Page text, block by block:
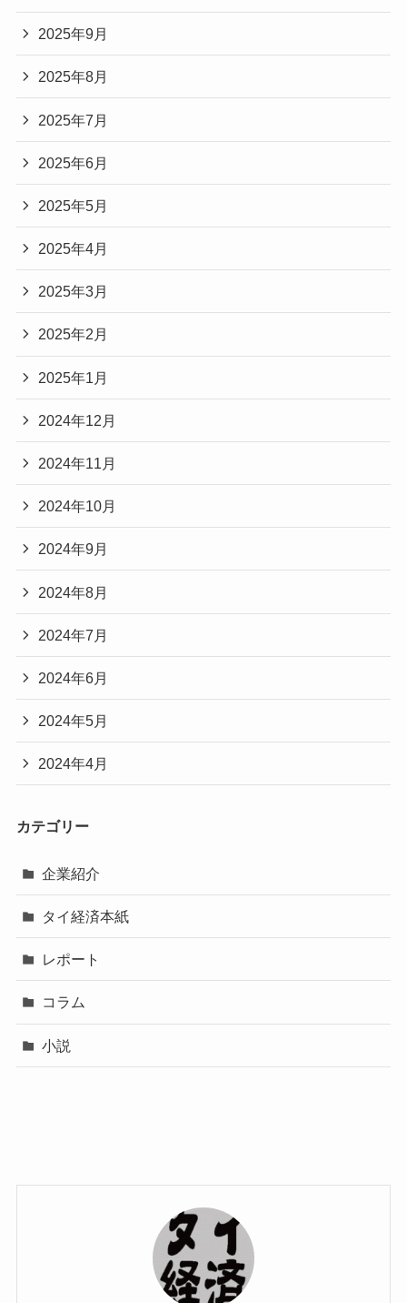
2025年9月
2025年8月
2025年7月
2025年6月
2025年5月
2025年4月
2025年3月
2025年2月
2025年1月
2024年12月
2024年11月
2024年10月
2024年9月
2024年8月
2024年7月
2024年6月
2024年5月
2024年4月
カテゴリー
企業紹介
タイ経済本紙
レポート
コラム
小説